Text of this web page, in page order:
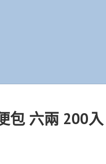
包 六兩 200入